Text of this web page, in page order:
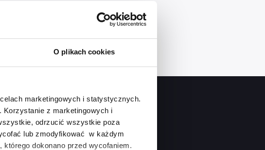
O plikach cookies
marketingowych i statystycznych.
z marketingowych i
odrzucić wszystkie poza
lub zmodyfikować w każdym
którego dokonano przed wycofaniem.
Odciążamy Cięod
monitoringu i windykacji